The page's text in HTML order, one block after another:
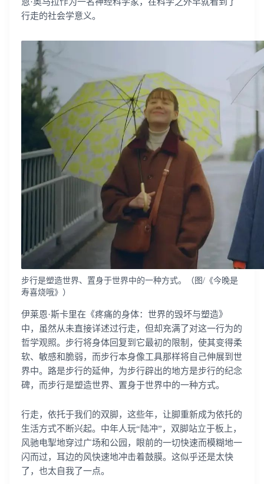
恩·奥马拉作为一名神经科学家，在科学之外早就看到了
行走的社会学意义。
步行是塑造世界、置身于世界中的一种方式。（图/《今晚是
寿喜烧哦》）
伊莱恩·斯卡里在《疼痛的身体：世界的毁坏与塑造》
中，虽然从未直接详述过行走，但却充满了对这一行为的
哲学观照。步行将身体回复到它最初的限制，使其变得柔
软、敏感和脆弱，而步行本身像工具那样将自己伸展到世
界中。路是步行的延伸，为步行辟出的地方是步行的纪念
碑，而步行是塑造世界、置身于世界中的一种方式。
行走，依托于我们的双脚，这些年，让脚重新成为依托的
生活方式不断兴起。中年人玩“陆冲”，双脚站立于板上，
风驰电掣地穿过广场和公园，眼前的一切快速而模糊地一
闪而过，耳边的风快速地冲击着鼓膜。这似乎还是太快
了，也太自我了一点。
我已阅读并同意通讯云服务条款 和通讯云隐私政策
提交
不了，谢谢